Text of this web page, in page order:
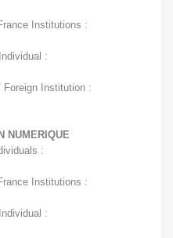
/ France Institutions :
Individual :
/ Foreign Institution :
NUMERIQUE
Individuals :
/ France Institutions :
Individual :